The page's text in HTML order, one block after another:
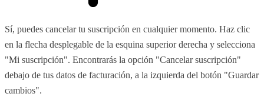
Sí, puedes cancelar tu suscripción en cualquier momento. Haz clic
en la flecha desplegable de la esquina superior derecha y selecciona
"Mi suscripción". Encontrarás la opción "Cancelar suscripción"
debajo de tus datos de facturación, a la izquierda del botón "Guardar
cambios".